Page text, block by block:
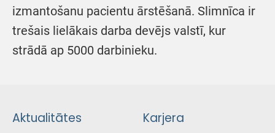
izmantošanu pacientu ārstēšanā. Slimnīca ir
trešais lielākais darba devējs valstī, kur
strādā ap 5000 darbinieku.
Aktualitātes Karjera